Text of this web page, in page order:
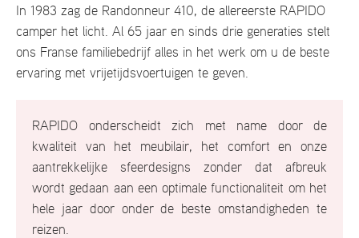
In 1983 zag de Randonneur 410, de allereerste RAPIDO
camper het licht. Al 65 jaar en sinds drie generaties stelt
ons Franse familiebedrijf alles in het werk om u de beste
ervaring met vrijetijdsvoertuigen te geven.
RAPIDO onderscheidt zich met name door de
kwaliteit van het meubilair, het comfort en onze
aantrekkelijke sfeerdesigns zonder dat afbreuk
wordt gedaan aan een optimale functionaliteit om het
hele jaar door onder de beste omstandigheden te
reizen.